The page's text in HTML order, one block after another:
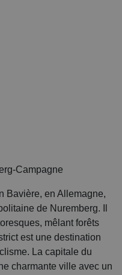
Campagne
Bavière, en Allemagne,
de Nuremberg. Il
mêlant forêts
est une destination
La capitale du
charmante ville avec un